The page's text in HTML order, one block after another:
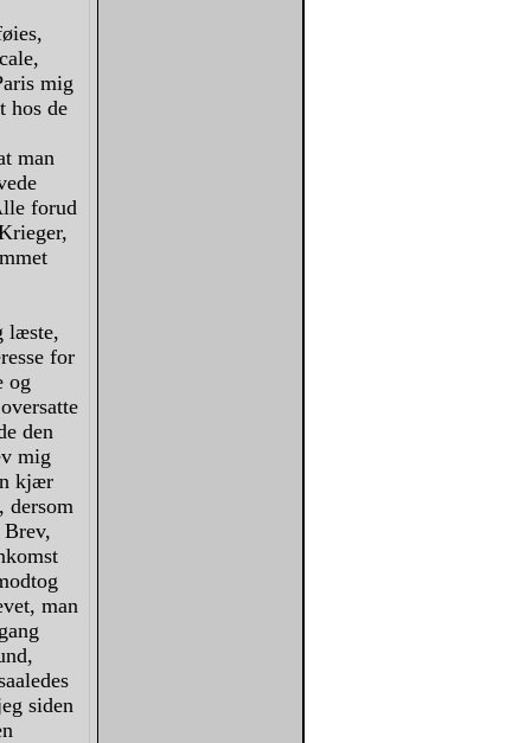
mig
hos de
man
forud
læste,
for
og
den
mig
kjær
dersom
man
siden